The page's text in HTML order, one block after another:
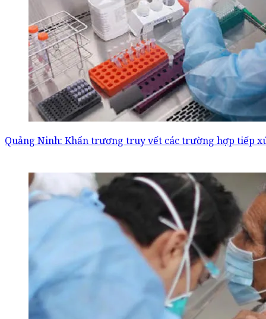
Quảng Ninh: Khẩn trương truy vết các trường hợp tiếp